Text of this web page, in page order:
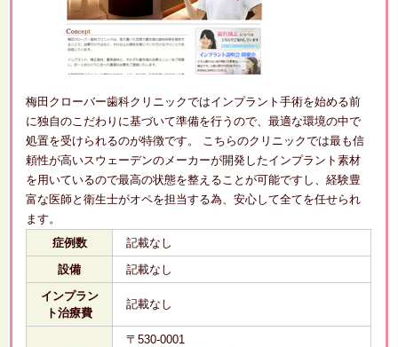
梅田クローバー歯科クリニックではインプラント手術を始める前
に独自のこだわりに基づいて準備を行うので、最適な環境の中で
処置を受けられるのが特徴です。 こちらのクリニックでは最も信
頼性が高いスウェーデンのメーカーが開発したインプラント素材
を用いているので最高の状態を整えることが可能ですし、経験豊
富な医師と衛生士がオペを担当する為、安心して全てを任せられ
ます。
症例数
記載なし
設備
記載なし
インプラン
ト治療費
記載なし
〒530-0001